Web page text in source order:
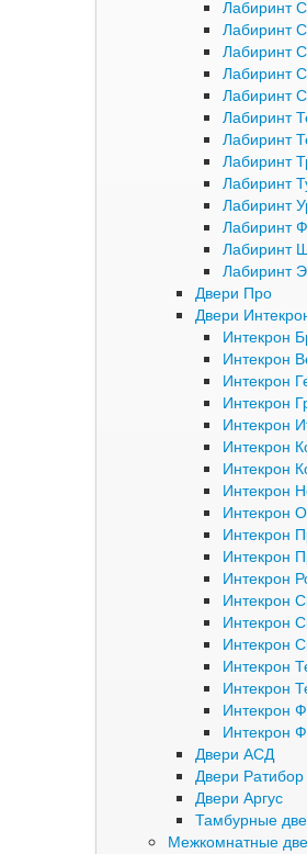
Лабиринт
Лабиринт
Лабиринт
Лабиринт
Лабиринт
Лабиринт
Лабиринт
Лабиринт
Лабиринт
Лабиринт
Лабиринт
Лабиринт
Лабиринт
Двери Про
Двери
Интекрон
Интекрон
Интекрон
Интекрон
Интекрон
Интекрон
Интекрон
Интекрон
Интекрон
Интекрон
Интекрон
Интекрон
Интекрон
Интекрон
Интекрон
Интекрон
Интекрон
Интекрон
Интекрон
Двери АСД
Двери Ратибор
Двери Аргус
Тамбурные
Межкомнатные